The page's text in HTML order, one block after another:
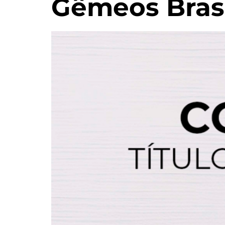
Gêmeos